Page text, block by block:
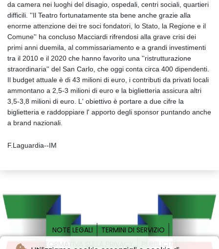
da camera nei luoghi del disagio, ospedali, centri sociali, quartieri
difficili. ''Il Teatro fortunatamente sta bene anche grazie alla
enorme attenzione dei tre soci fondatori, lo Stato, la Regione e il
Comune'' ha concluso Macciardi rifrendosi alla grave crisi dei
primi anni duemila, al commissariamento e a grandi investimenti
tra il 2010 e il 2020 che hanno favorito una ''ristrutturazione
straordinaria'' del San Carlo, che oggi conta circa 400 dipendenti.
Il budget attuale è di 43 milioni di euro, i contributi da privati locali
ammontano a 2,5-3 milioni di euro e la biglietteria assicura altri
3,5-3,8 milioni di euro. L' obiettivo è portare a due cifre la
biglietteria e raddoppiare l' apporto degli sponsor puntando anche
a brand nazionali.
F.Laguardia--IM
NOTE LEGALI
TERMINI DI SERVIZIO
INFORMATIVA SULLA PRIVACY
PUBBLICITÀ